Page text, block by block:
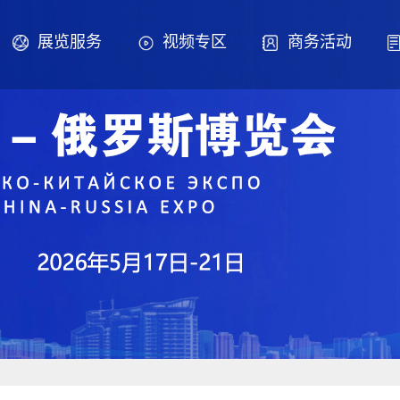
展览服务 视频专区 商务活动